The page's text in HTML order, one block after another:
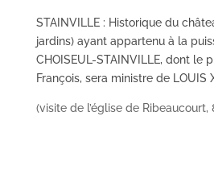
STAINVILLE : Historique du
jardins) ayant appartenu à la
CHOISEUL-STAINVILLE, dont le
François, sera ministre de LOUIS
(visite de l’église de Ribeaucourt,